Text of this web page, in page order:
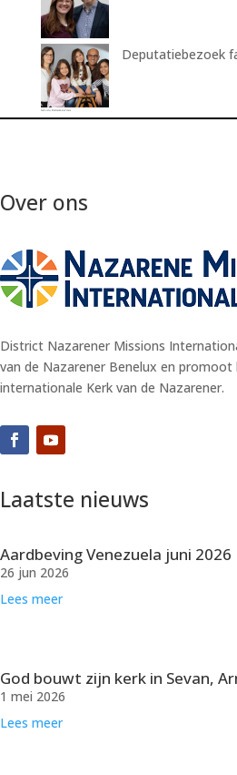
Deputatiebezoek
Over ons
District Nazarener Missions
van de Nazarener Benelux en promoot
internationale Kerk van de Nazarener.
Laatste nieuws
Aardbeving Venezuela juni 2026
26 jun 2026
Lees meer
God bouwt zijn kerk in Sevan,
1 mei 2026
Lees meer